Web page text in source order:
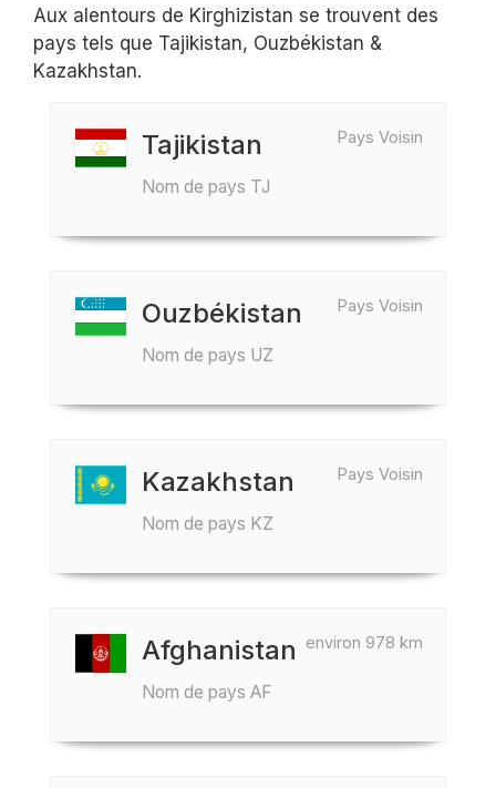
Aux alentours de Kirghizistan se trouvent des
pays tels que Tajikistan, Ouzbékistan &
Kazakhstan.
Pays Voisin
Tajikistan
Nom de pays TJ
Pays Voisin
Ouzbékistan
Nom de pays UZ
Pays Voisin
Kazakhstan
Nom de pays KZ
environ 978 km
Afghanistan
Nom de pays AF